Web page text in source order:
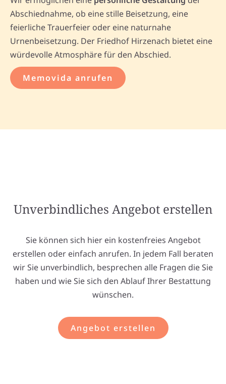
Abschiednahme, ob eine stille Beisetzung, eine
feierliche Trauerfeier oder eine naturnahe
Urnenbeisetzung. Der Friedhof Hirzenach bietet eine
würdevolle Atmosphäre für den Abschied.
Memovida anrufen
Unverbindliches Angebot erstellen
Sie können sich hier ein kostenfreies Angebot
erstellen oder einfach anrufen. In jedem Fall beraten
wir Sie unverbindlich, besprechen alle Fragen die Sie
haben und wie Sie sich den Ablauf Ihrer Bestattung
wünschen.
Angebot erstellen